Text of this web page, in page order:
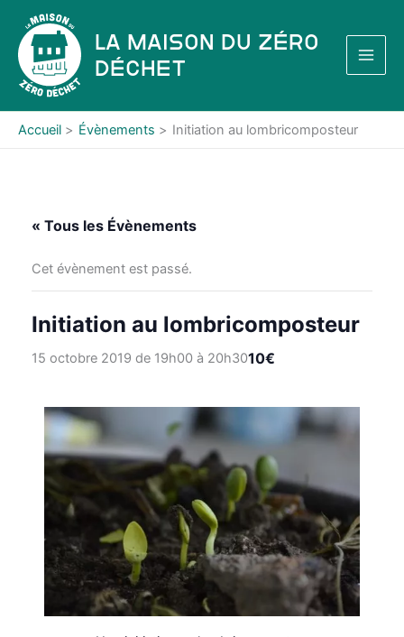
contenu
La Maison du Zéro
Déchet
Accueil Évènements Initiation au lombricomposteur
« Tous les Évènements
Cet évènement est passé.
Initiation au lombricomposteur
15 octobre 2019 de 19h00à 20h3010€